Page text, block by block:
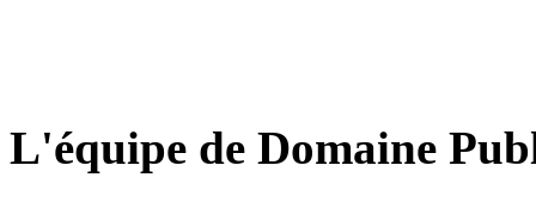
L'équipe de Domaine